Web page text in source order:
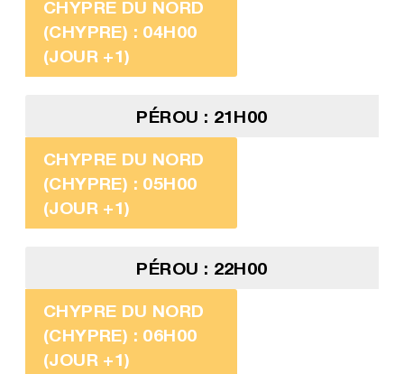
CHYPRE DU NORD
(CHYPRE) : 04H00
(JOUR +1)
PÉROU : 21H00
CHYPRE DU NORD
(CHYPRE) : 05H00
(JOUR +1)
PÉROU : 22H00
CHYPRE DU NORD
(CHYPRE) : 06H00
(JOUR +1)